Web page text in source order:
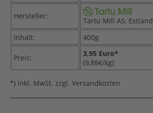
Hersteller:
Tartu Mill AS, Estland
Inhalt:
400g
Preis:
3,95 Euro*
(9,88€/kg)
*) inkl. MwSt. zzgl. Versandkosten